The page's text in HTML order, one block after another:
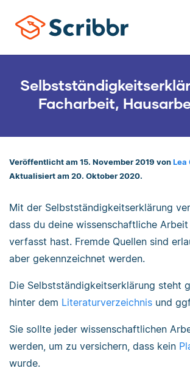
Facharbeit,
Veröffentlicht am 15. November 2019 von Lea
Aktualisiert am 20. Oktober 2020.
Mit der Selbstständigkeitserklärung
dass du deine wissenschaftliche
verfasst hast. Fremde Quellen sind
aber gekennzeichnet werden.
Die Selbstständigkeitserklärung steht
hinter dem Literaturverzeichnis und
Sie sollte jeder wissenschaftlichen
werden, um zu versichern, dass kein
wurde.